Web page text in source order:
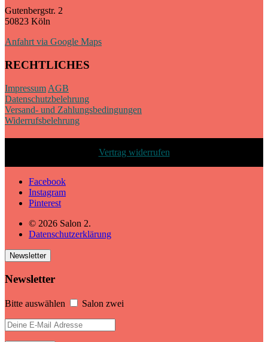
Gutenbergstr. 2
50823 Köln
Anfahrt via Google Maps
RECHTLICHES
Impressum AGB
Datenschutzbelehrung
Versand- und Zahlungsbedingungen
Widerrufsbelehrung
Vertrag widerrufen
Facebook
Instagram
Pinterest
© 2026 Salon 2.
Datenschutzerklärung
Newsletter
Newsletter
Bitte auswählen Salon zwei